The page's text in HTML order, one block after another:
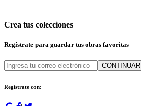
Crea tus colecciones
Regístrate para guardar tus obras favoritas
CONTINUAR
Regístrate con: